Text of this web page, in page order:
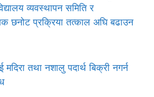
व्यवस्थापन समिति र
छनोट प्रक्रिया तत्काल अघि बढाउन
तथा नशालु पदार्थ बिक्री नगर्न